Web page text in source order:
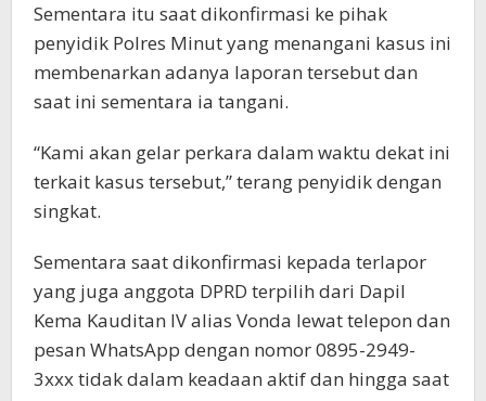
Sementara itu saat dikonfirmasi ke pihak
penyidik Polres Minut yang menangani kasus ini
membenarkan adanya laporan tersebut dan
saat ini sementara ia tangani.
“Kami akan gelar perkara dalam waktu dekat ini
terkait kasus tersebut,” terang penyidik dengan
singkat.
Sementara saat dikonfirmasi kepada terlapor
yang juga anggota DPRD terpilih dari Dapil
Kema Kauditan IV alias Vonda lewat telepon dan
pesan WhatsApp dengan nomor 0895-2949-
3xxx tidak dalam keadaan aktif dan hingga saat